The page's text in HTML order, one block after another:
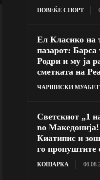
ПОВЕЌЕ СПОРТ
Ел Класико на
пазарот: Барса
Родри и му ја
сметката на
ЧАРШИСКИ
Светскиот „1
во
Киатипис и
го пропуштите
КОШАРКА